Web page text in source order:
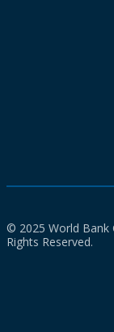
© 2025 World Bank
Rights Reserved.